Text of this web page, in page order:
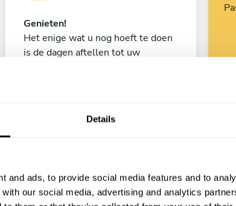
Details
and ads, to provide social media features and to
our social media, advertising and analytics
Genieten!
Het enige wat u nog hoeft te doen
is de dagen aftellen tot uw
5 • 2 diensten